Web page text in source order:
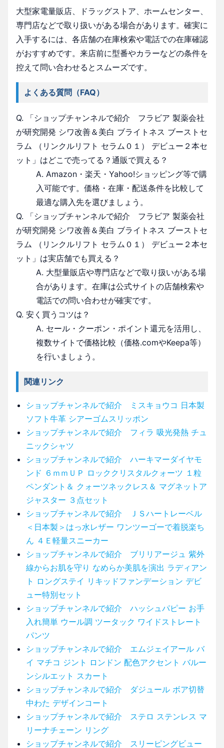
大型家電量販店、ドラッグストア、ホームセンター、
専門店などで取り扱いがある場合があります。確実に
入手するには、各店舗の在庫検索や電話での在庫確認
がおすすめです。来店前に型番やカラーなどの条件を
控えて問い合わせるとスムーズです。
よくある質問（FAQ）
Q. 「ショップチャンネルで紹介 フラビア 製薬会社
が研究開発 シワ改善＆美白 ブライトネス ブーストセ
ラム （リンクルリフト セラム０１） デビュー２本セ
ット」はどこで売ってる？通販で買える？
A. Amazon・楽天・Yahoo!ショッピング等で購
入可能です。価格・在庫・配送条件を比較して
最適な購入先を選びましょう。
Q. 「ショップチャンネルで紹介 フラビア 製薬会社
が研究開発 シワ改善＆美白 ブライトネス ブーストセ
ラム （リンクルリフト セラム０１） デビュー２本セ
ット」は実店舗でも買える？
A. 大型量販店や専門店などで取り扱いがある場
合があります。在庫は公式サイトの店舗検索や
電話での問い合わせが確実です。
Q. 安く買うコツは？
A. セール・クーポン・ポイント還元を活用し、
複数サイトで価格比較（価格.comやKeepa等）
を行いましょう。
関連リンク
ショップチャンネルで紹介 ミスキョウコ 日本製
ソフト牛革 シアーゴムスリッポン
ショップチャンネルで紹介 フィラ 吸光発熱 チュ
ニックシャツ
ショップチャンネルで紹介 ハーキマーダイヤモ
ンド ６ｍｍＵＰ ロッククリスタルクォーツ １粒
ペンダント＆ クォーツネックレス＆ マグネットア
ジャスター ３点セット
ショップチャンネルで紹介 ＪＳハートレーベル
＜日本製＞はっ水レザー ワンツーゴーで着脱楽ち
ん ４Ｅ軽量スニーカー
ショップチャンネルで紹介 ブリリアージュ 紫外
線からお肌を守り なめらか美肌を演出 ラディアン
ト ロングステイ リキッドファンデーション デビ
ュー特別セット
ショップチャンネルで紹介 ハッシュパピー お手
入れ簡単 ウール調 ツータック ワイドストレート
パンツ
ショップチャンネルで紹介 エムジェイアール バ
イ マチコ ジント ロンドン 配色アクセント バルー
ンシルエット スカート
ショップチャンネルで紹介 ダジュール ボア切替
中わた デザインコート
ショップチャンネルで紹介 ステロ ステンレス マ
リーナチェーン リング
ショップチャンネルで紹介 スリーピングビュー